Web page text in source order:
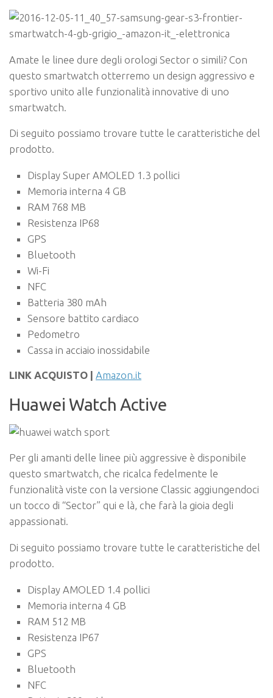
Amate le linee dure degli orologi Sector o simili? Con
questo smartwatch otterremo un design aggressivo e
sportivo unito alle funzionalità innovative di uno
smartwatch.
Di seguito possiamo trovare tutte le caratteristiche del
prodotto.
Display Super AMOLED 1.3 pollici
Memoria interna 4 GB
RAM 768 MB
Resistenza IP68
GPS
Bluetooth
Wi-Fi
NFC
Batteria 380 mAh
Sensore battito cardiaco
Pedometro
Cassa in acciaio inossidabile
LINK ACQUISTO | Amazon.it
Huawei Watch Active
Per gli amanti delle linee più aggressive è disponibile
questo smartwatch, che ricalca fedelmente le
funzionalità viste con la versione Classic aggiungendoci
un tocco di “Sector” qui e là, che farà la gioia degli
appassionati.
Di seguito possiamo trovare tutte le caratteristiche del
prodotto.
Display AMOLED 1.4 pollici
Memoria interna 4 GB
RAM 512 MB
Resistenza IP67
GPS
Bluetooth
NFC